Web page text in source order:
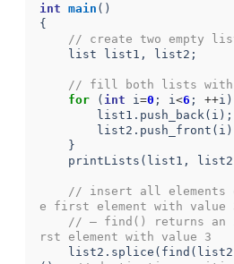
int main ()
{
// create two empty
list
list1 , list2 ;
// fill both lists with
for
( int i =0 ; i <6 ; ++i )
list1 . push_back ( i );
list2 . push_front ( i
}
printLists ( list1 , list2
// insert all
e first element with
// – find() returns
rst element with value 3
list2 . splice ( find ( list2